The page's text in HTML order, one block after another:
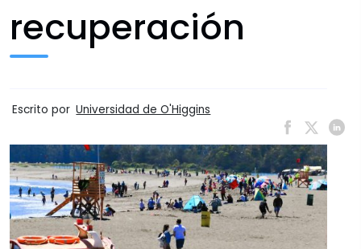
recuperación
Escrito por Universidad de O'Higgins